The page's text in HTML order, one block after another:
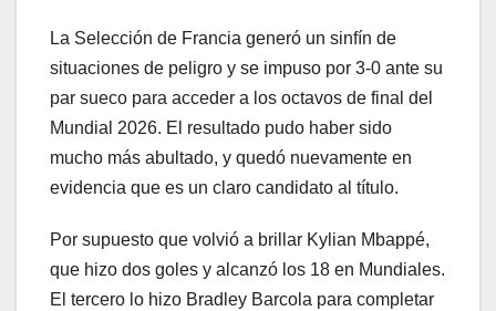
La Selección de Francia generó un sinfín de
situaciones de peligro y se impuso por 3-0 ante su
par sueco para acceder a los octavos de final del
Mundial 2026. El resultado pudo haber sido
mucho más abultado, y quedó nuevamente en
evidencia que es un claro candidato al título.
Por supuesto que volvió a brillar Kylian Mbappé,
que hizo dos goles y alcanzó los 18 en Mundiales.
El tercero lo hizo Bradley Barcola para completar